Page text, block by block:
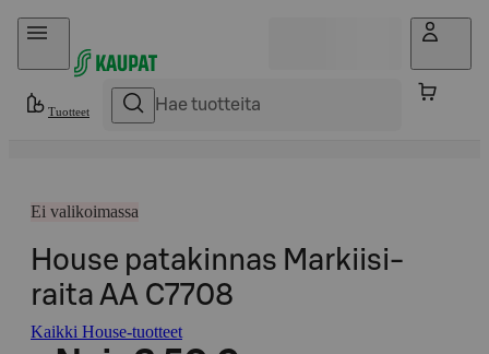
Hyppää sisältöön
Tuotteet
Ei valikoimassa
House patakinnas Markiisi-
raita AA C7708
Kaikki House-tuotteet